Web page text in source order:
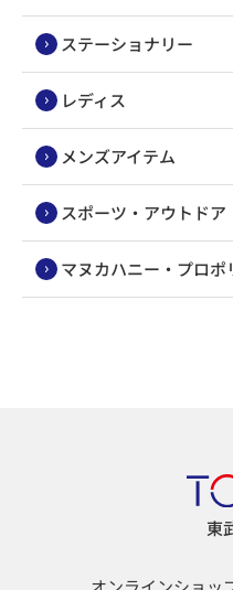
ステーショナリー
レディス
メンズアイテム
スポーツ・アウトドア
マヌカハニー・プロポ
東